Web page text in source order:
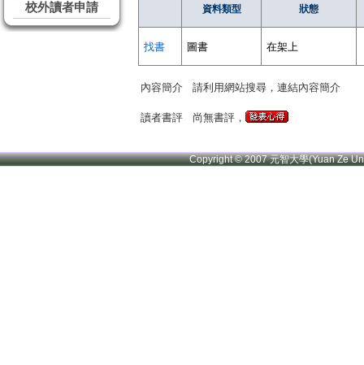
校外讀者申請
資料類型 狀態
找書 圖書 在架上
內容簡介 請利用網站搜尋，連結內容簡介
讀者書評 尚無書評，
Copyright © 2007 元智大學(Yuan Ze